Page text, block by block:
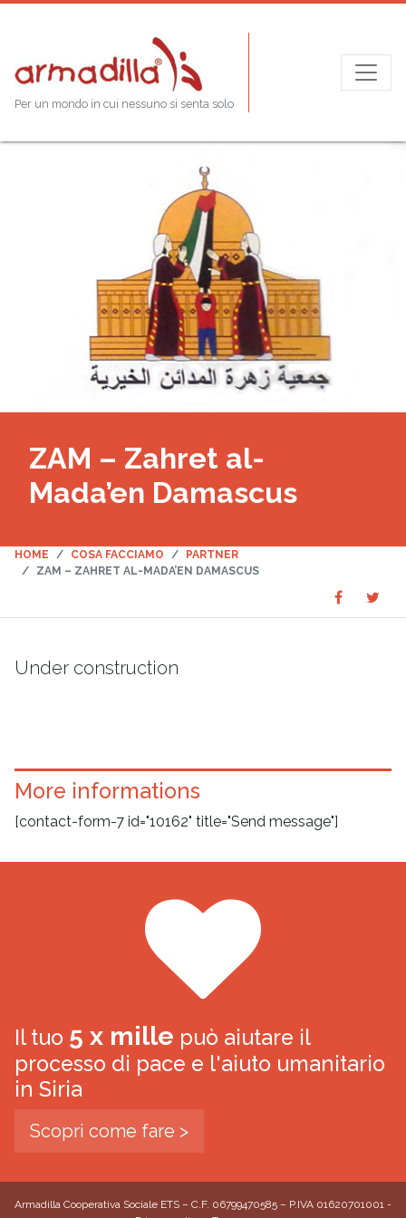
Per un mondo in cui nessuno si senta solo
ZAM – Zahret al-
Mada’en Damascus
HOME COSA FACCIAMO
PARTNER
ZAM – ZAHRET AL-MADA’EN DAMASCUS
Share
on
on
Under construction
More informations
[contact-form-7 id="10162" title="Send message"]
Il tuo 5 x mille può aiutare il
processo di pace e l'aiuto umanitario
in Siria
Scopri come fare >
Armadilla Cooperativa Sociale ETS – C.F. 06799470585 – P.IVA 01620701001 -